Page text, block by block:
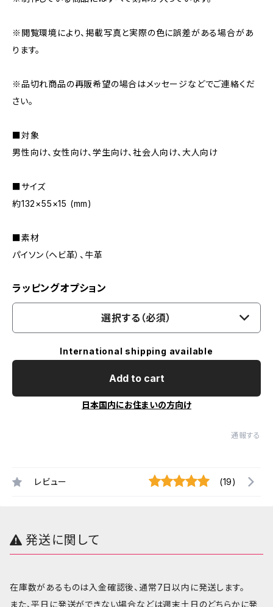
※閲覧環境により、掲載写真と実際の色に誤差がある場合があ
ります。
※品切れ商品の再販希望の場合はメッセージなどでご連絡くだ
さい。
■対象
男性向け、女性向け、学生向け、社会人向け、大人向け
■サイズ
約132×55×15 (mm)
■素材
パイソン（ヘビ革）、牛革
ラッピングオプション
選択する（必須）
International shipping available
Add to cart
日本国内にお住まいの方向け
通報する
レビュー (19)
発送に関して
在庫数があるものは入金確認後、通常7日以内に発送します。
また、平日に発送ができない場合などは週末土日のどちらかに発